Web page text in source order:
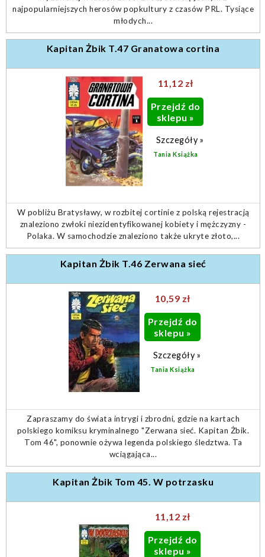
najpopularniejszych herosów popkultury z czasów PRL. Tysiące
młodych...
Kapitan Żbik T.47 Granatowa cortina
11,12 zł
Przejdź do
sklepu »
Szczegóły »
Tania Książka
W pobliżu Bratysławy, w rozbitej cortinie z polską rejestracją
znaleziono zwłoki niezidentyfikowanej kobiety i mężczyzny -
Polaka. W samochodzie znaleziono także ukryte złoto,...
Kapitan Żbik T.46 Zerwana sieć
10,59 zł
Przejdź do
sklepu »
Szczegóły »
Tania Książka
Zapraszamy do świata intrygi i zbrodni, gdzie na kartach
polskiego komiksu kryminalnego "Zerwana sieć. Kapitan Żbik.
Tom 46", ponownie ożywa legenda polskiego śledztwa. Ta
wciągająca...
Kapitan Żbik Tom 45. W potrzasku
11,12 zł
Przejdź do
sklepu »